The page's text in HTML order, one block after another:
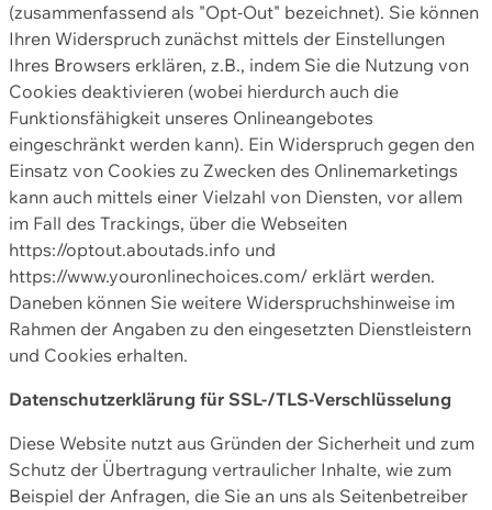
(zusammenfassend als "Opt-Out" bezeichnet). Sie können
Ihren Widerspruch zunächst mittels der Einstellungen
Ihres Browsers erklären, z.B., indem Sie die Nutzung von
Cookies deaktivieren (wobei hierdurch auch die
Funktionsfähigkeit unseres Onlineangebotes
eingeschränkt werden kann). Ein Widerspruch gegen den
Einsatz von Cookies zu Zwecken des Onlinemarketings
kann auch mittels einer Vielzahl von Diensten, vor allem
im Fall des Trackings, über die Webseiten
https://optout.aboutads.info und
https://www.youronlinechoices.com/ erklärt werden.
Daneben können Sie weitere Widerspruchshinweise im
Rahmen der Angaben zu den eingesetzten Dienstleistern
und Cookies erhalten.
Datenschutzerklärung für SSL-/TLS-Verschlüsselung
Diese Website nutzt aus Gründen der Sicherheit und zum
Schutz der Übertragung vertraulicher Inhalte, wie zum
Beispiel der Anfragen, die Sie an uns als Seitenbetreiber